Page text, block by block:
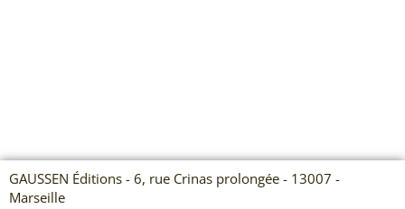
GAUSSEN Éditions - 6, rue Crinas prolongée - 13007 -
Marseille